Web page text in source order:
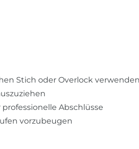
Stich oder Overlock verwenden
Abschlüsse
vorzubeugen